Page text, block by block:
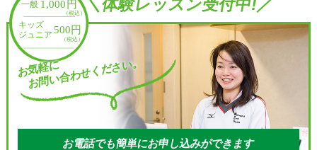
＼体験レッスン受付中!／
お気軽に
お問い合わせください。
お電話でも簡単にお申し込みができます